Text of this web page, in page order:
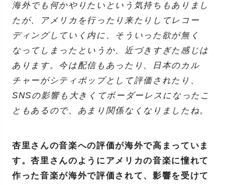
海外でも何かやりたいという気持ちもありまし
たが、アメリカを行ったり来たりしてレコー
ディングしていく内に、そういった欲が無く
なってしまったというか、近づきすぎた感じは
あります。今は配信もあったり、日本のカル
チャーがシティポップとして評価されたり、
SNSの影響も大きくてボーダーレスになったこ
ともあるので、あまり関係なくなりましたね。
杏里さんの音楽への評価が海外で高まっていま
す。杏里さんのようにアメリカの音楽に憧れて
作った音楽が海外で評価されて、影響を受けて